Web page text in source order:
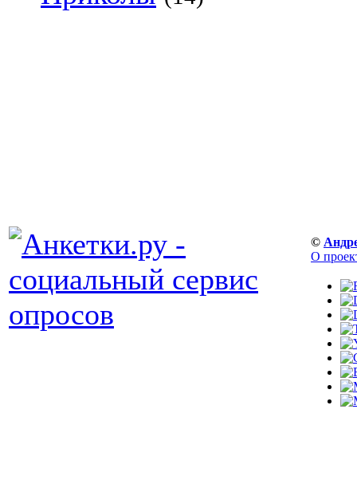
©
О